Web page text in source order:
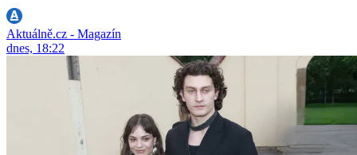
Aktuálně.cz - Magazín
dnes, 18:22